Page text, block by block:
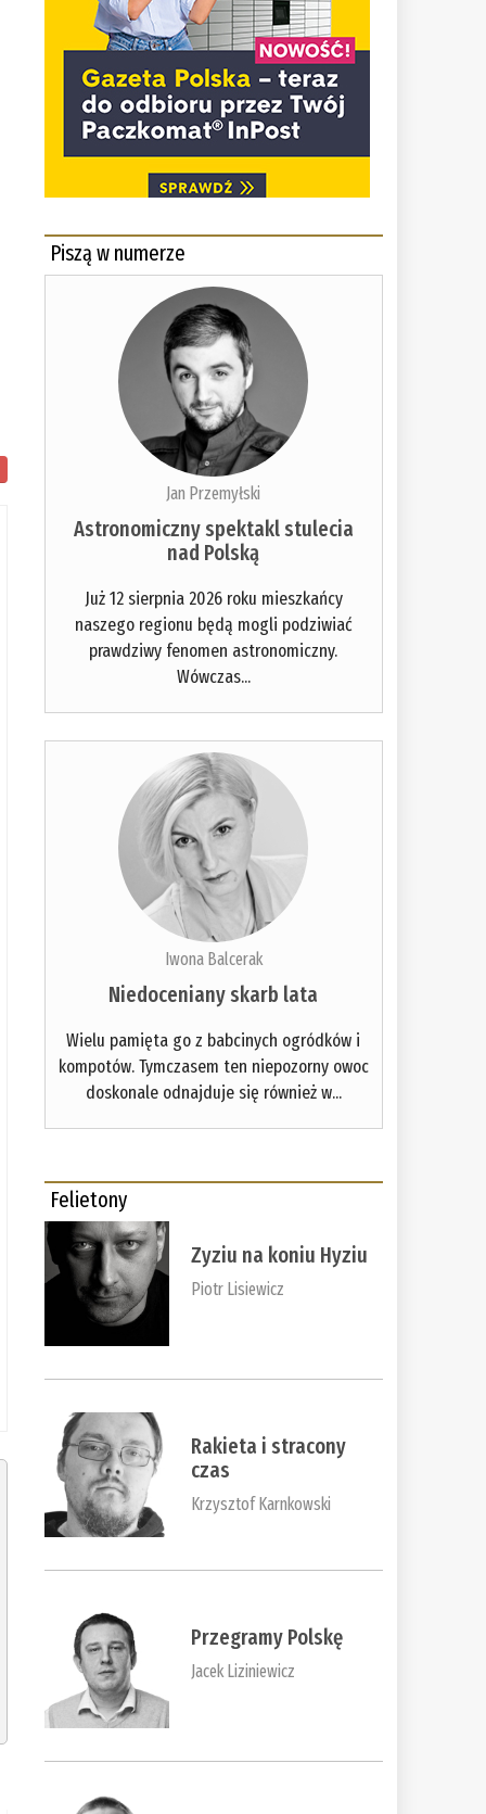
Piszą w numerze
Jan Przemyłski
Astronomiczny spektakl stulecia
nad Polską
Już 12 sierpnia 2026 roku mieszkańcy
naszego regionu będą mogli podziwiać
prawdziwy fenomen astronomiczny.
Wówczas...
Iwona Balcerak
Niedoceniany skarb lata
Wielu pamięta go z babcinych ogródków i
kompotów. Tymczasem ten niepozorny owoc
doskonale odnajduje się również w...
Felietony
Zyziu na koniu Hyziu
Piotr Lisiewicz
Rakieta i stracony
czas
Krzysztof Karnkowski
Przegramy Polskę
Jacek Liziniewicz